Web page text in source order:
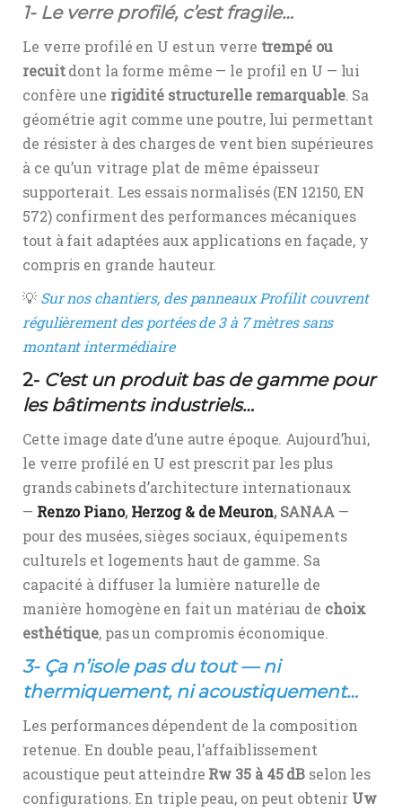
1- Le verre profilé, c’est fragile…
Le verre profilé en U est un verre trempé ou
recuitdont la forme même — le profil en U — lui
confère une rigidité structurelle remarquable. Sa
géométrie agit comme une poutre, lui permettant
de résister à des charges de vent bien supérieures
à ce qu’un vitrage plat de même épaisseur
supporterait. Les essais normalisés (EN 12150, EN
572) confirment des performances mécaniques
tout à fait adaptées aux applications en façade, y
compris en grande hauteur.
💡 Sur nos chantiers, des panneaux Profilit couvrent
régulièrement des portées de 3 à 7 mètres sans
montant intermédiaire
2- C’est un produit bas de gamme pour
les bâtiments industriels…
Cette image date d’une autre époque. Aujourd’hui,
le verre profilé en U est prescrit par les plus
grands cabinets d’architecture internationaux
— Renzo Piano,Herzog & de Meuron, SANAA —
pour des musées, sièges sociaux, équipements
culturels et logements haut de gamme. Sa
capacité à diffuser la lumière naturelle de
manière homogène en fait un matériau de choix
esthétique, pas un compromis économique.
3- Ça n’isole pas du tout — ni
thermiquement, ni acoustiquement…
Les performances dépendent de la composition
retenue. En double peau, l’affaiblissement
acoustique peut atteindre Rw 35 à 45 dB selon les
configurations. En triple peau, on peut obtenir Uw